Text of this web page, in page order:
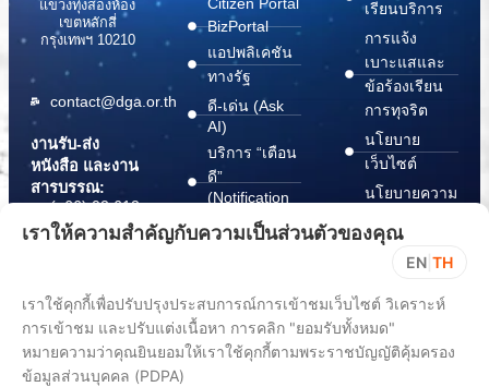
แขวงทุ่งสองห้อง
เขตหลักสี่
กรุงเทพฯ 10210
contact@dga.or.th
งานรับ-ส่ง
หนังสือ และงาน
สารบรรณ:
(+66) 02 612
6000
saraban@dga.or.th
Center:
(+66) 02 612
BizPortal
แอปพลิเคชัน
ทางรัฐ
ดี-เด่น (Ask
AI)
บริการ “เตือน
ดี”
(Notification
บริการ
(Document
Wallet)
เรียนบริการ
การแจ้ง
เบาะแสและ
ข้อร้องเรียน
การทุจริต
นโยบาย
เว็บไซต์
นโยบายความ
ปลอดภัย
สารสนเทศ
ChangeLog
เราให้ความสำคัญกับความเป็นส่วนตัวของคุณ
EN TH
เราใช้คุกกี้เพื่อปรับปรุงประสบการณ์การเข้าชมเว็บไซต์ วิเคราะห์
การเข้าชม และปรับแต่งเนื้อหา การคลิก "ยอมรับทั้งหมด"
หมายความว่าคุณยินยอมให้เราใช้คุกกี้ตามพระราชบัญญัติคุ้มครอง
ข้อมูลส่วนบุคคล (PDPA)